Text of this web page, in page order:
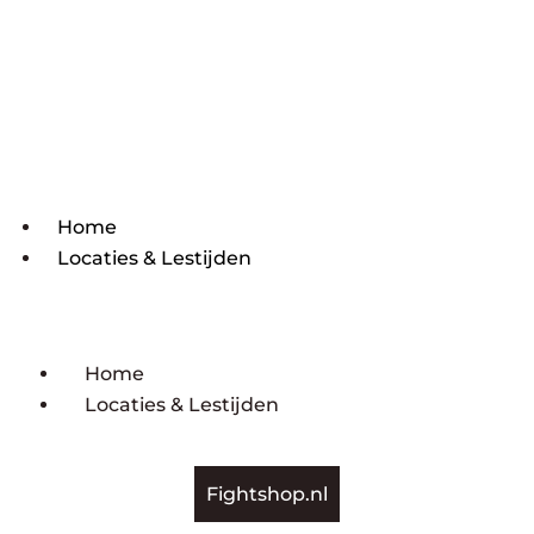
Home
Locaties & Lestijden
Home
Locaties & Lestijden
Fightshop.nl